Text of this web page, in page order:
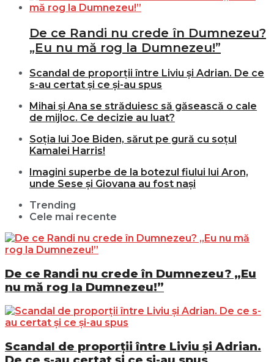
De ce Randi nu crede în Dumnezeu?
„Eu nu mă rog la Dumnezeu!”
Scandal de proporții între Liviu și Adrian. De ce
s-au certat și ce și-au spus
Mihai și Ana se străduiesc să găsească o cale
de mijloc. Ce decizie au luat?
Soția lui Joe Biden, sărut pe gură cu soțul
Kamalei Harris!
Imagini superbe de la botezul fiului lui Aron,
unde Sese și Giovana au fost nași
Trending
Cele mai recente
De ce Randi nu crede în Dumnezeu? „Eu
nu mă rog la Dumnezeu!”
Scandal de proporții între Liviu și Adrian.